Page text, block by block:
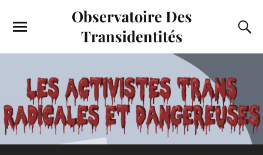
Observatoire Des
Transidentités